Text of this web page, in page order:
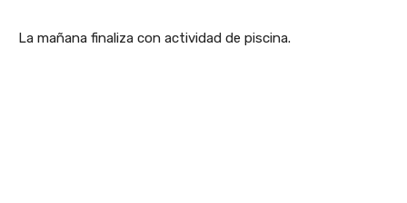
La mañana finaliza con actividad de piscina.